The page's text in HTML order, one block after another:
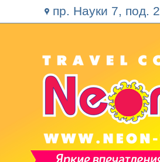
пр. Науки 7, под. 2